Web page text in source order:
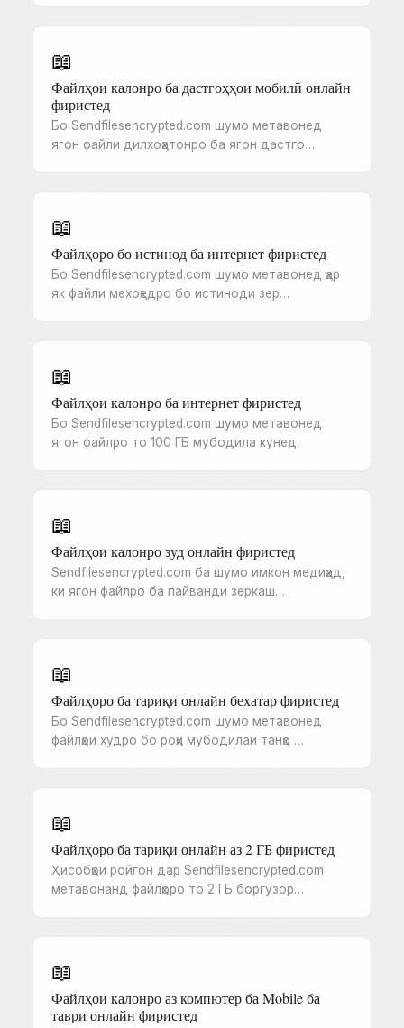
📖
Файлҳои калонро ба дастгоҳҳои мобилӣ онлайн
фиристед
Бо Sendfilesencrypted.com шумо метавонед
ягон файли дилхоҳатонро ба ягон дастго…
📖
Файлҳоро бо истинод ба интернет фиристед
Бо Sendfilesencrypted.com шумо метавонед ҳар
як файли мехоҳедро бо истиноди зер…
📖
Файлҳои калонро ба интернет фиристед
Бо Sendfilesencrypted.com шумо метавонед
ягон файлро то 100 ГБ мубодила кунед.
📖
Файлҳои калонро зуд онлайн фиристед
Sendfilesencrypted.com ба шумо имкон медиҳад,
ки ягон файлро ба пайванди зеркаш…
📖
Файлҳоро ба тариқи онлайн бехатар фиристед
Бо Sendfilesencrypted.com шумо метавонед
файлҳои худро бо роҳи мубодилаи танҳо …
📖
Файлҳоро ба тариқи онлайн аз 2 ГБ фиристед
Ҳисобҳои ройгон дар Sendfilesencrypted.com
метавонанд файлҳоро то 2 ГБ боргузор…
📖
Файлҳои калонро аз компютер ба Mobile ба
таври онлайн фиристед